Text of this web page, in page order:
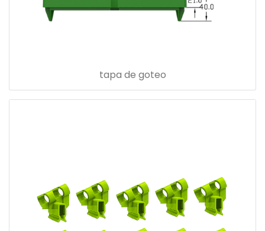
tapa de goteo